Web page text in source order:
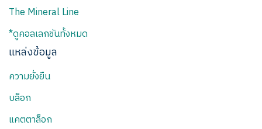
The Mineral Line
*ดูคอลเลกชันทั้งหมด
แหล่งข้อมูล
ความยั่งยืน
บล็อก
แคตตาล็อก